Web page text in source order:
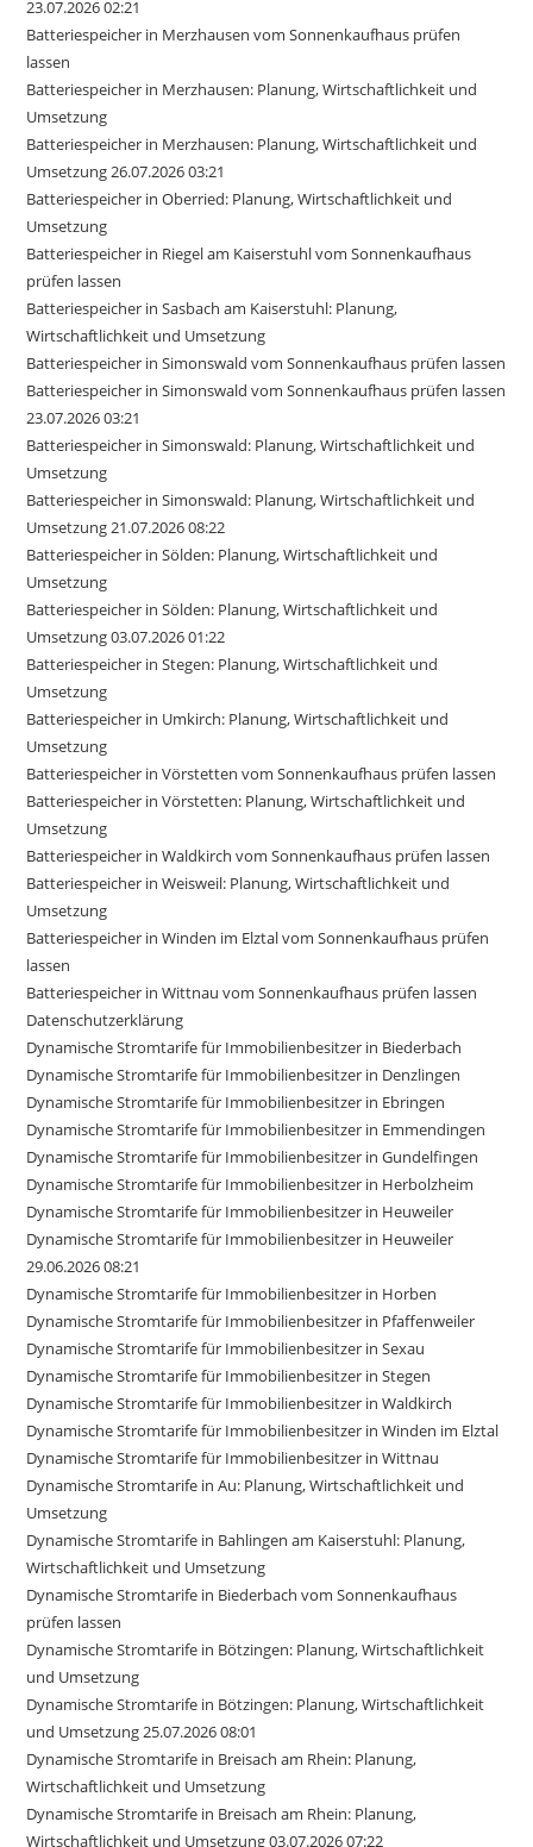
23.07.2026 02:21
Batteriespeicher in Merzhausen vom Sonnenkaufhaus prüfen
lassen
Batteriespeicher in Merzhausen: Planung, Wirtschaftlichkeit und
Umsetzung
Batteriespeicher in Merzhausen: Planung, Wirtschaftlichkeit und
Umsetzung 26.07.2026 03:21
Batteriespeicher in Oberried: Planung, Wirtschaftlichkeit und
Umsetzung
Batteriespeicher in Riegel am Kaiserstuhl vom Sonnenkaufhaus
prüfen lassen
Batteriespeicher in Sasbach am Kaiserstuhl: Planung,
Wirtschaftlichkeit und Umsetzung
Batteriespeicher in Simonswald vom Sonnenkaufhaus prüfen lassen
Batteriespeicher in Simonswald vom Sonnenkaufhaus prüfen lassen
23.07.2026 03:21
Batteriespeicher in Simonswald: Planung, Wirtschaftlichkeit und
Umsetzung
Batteriespeicher in Simonswald: Planung, Wirtschaftlichkeit und
Umsetzung 21.07.2026 08:22
Batteriespeicher in Sölden: Planung, Wirtschaftlichkeit und
Umsetzung
Batteriespeicher in Sölden: Planung, Wirtschaftlichkeit und
Umsetzung 03.07.2026 01:22
Batteriespeicher in Stegen: Planung, Wirtschaftlichkeit und
Umsetzung
Batteriespeicher in Umkirch: Planung, Wirtschaftlichkeit und
Umsetzung
Batteriespeicher in Vörstetten vom Sonnenkaufhaus prüfen lassen
Batteriespeicher in Vörstetten: Planung, Wirtschaftlichkeit und
Umsetzung
Batteriespeicher in Waldkirch vom Sonnenkaufhaus prüfen lassen
Batteriespeicher in Weisweil: Planung, Wirtschaftlichkeit und
Umsetzung
Batteriespeicher in Winden im Elztal vom Sonnenkaufhaus prüfen
lassen
Batteriespeicher in Wittnau vom Sonnenkaufhaus prüfen lassen
Datenschutzerklärung
Dynamische Stromtarife für Immobilienbesitzer in Biederbach
Dynamische Stromtarife für Immobilienbesitzer in Denzlingen
Dynamische Stromtarife für Immobilienbesitzer in Ebringen
Dynamische Stromtarife für Immobilienbesitzer in Emmendingen
Dynamische Stromtarife für Immobilienbesitzer in Gundelfingen
Dynamische Stromtarife für Immobilienbesitzer in Herbolzheim
Dynamische Stromtarife für Immobilienbesitzer in Heuweiler
Dynamische Stromtarife für Immobilienbesitzer in Heuweiler
29.06.2026 08:21
Dynamische Stromtarife für Immobilienbesitzer in Horben
Dynamische Stromtarife für Immobilienbesitzer in Pfaffenweiler
Dynamische Stromtarife für Immobilienbesitzer in Sexau
Dynamische Stromtarife für Immobilienbesitzer in Stegen
Dynamische Stromtarife für Immobilienbesitzer in Waldkirch
Dynamische Stromtarife für Immobilienbesitzer in Winden im Elztal
Dynamische Stromtarife für Immobilienbesitzer in Wittnau
Dynamische Stromtarife in Au: Planung, Wirtschaftlichkeit und
Umsetzung
Dynamische Stromtarife in Bahlingen am Kaiserstuhl: Planung,
Wirtschaftlichkeit und Umsetzung
Dynamische Stromtarife in Biederbach vom Sonnenkaufhaus
prüfen lassen
Dynamische Stromtarife in Bötzingen: Planung, Wirtschaftlichkeit
und Umsetzung
Dynamische Stromtarife in Bötzingen: Planung, Wirtschaftlichkeit
und Umsetzung 25.07.2026 08:01
Dynamische Stromtarife in Breisach am Rhein: Planung,
Wirtschaftlichkeit und Umsetzung
Dynamische Stromtarife in Breisach am Rhein: Planung,
Wirtschaftlichkeit und Umsetzung 03.07.2026 07:22